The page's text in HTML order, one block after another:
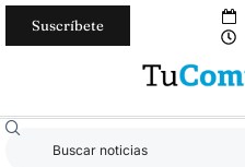
Suscríbete